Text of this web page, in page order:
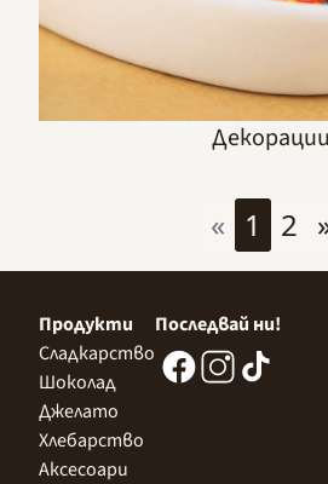
Декорации
« 1 2
Продукти
Сладкарство
Шоколад
Джелато
Хлебарство
Аксесоари
Последвай ни!